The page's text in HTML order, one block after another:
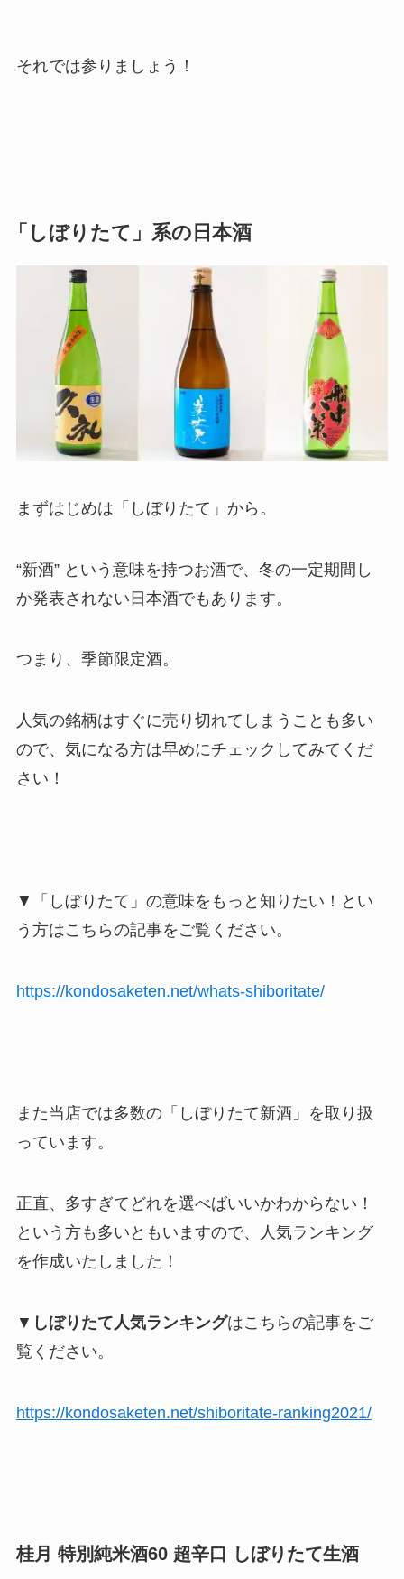
それでは参りましょう！
「しぼりたて」系の日本酒
まずはじめは「しぼりたて」から。
“新酒” という意味を持つお酒で、冬の一定期間し
か発表されない日本酒でもあります。
つまり、季節限定酒。
人気の銘柄はすぐに売り切れてしまうことも多い
ので、気になる方は早めにチェックしてみてくだ
さい！
▼「しぼりたて」の意味をもっと知りたい！とい
う方はこちらの記事をご覧ください。
https://kondosaketen.net/whats-shiboritate/
また当店では多数の「しぼりたて新酒」を取り扱
っています。
正直、多すぎてどれを選べばいいかわからない！
という方も多いともいますので、人気ランキング
を作成いたしました！
▼ しぼりたて人気ランキングはこちらの記事をご
覧ください。
https://kondosaketen.net/shiboritate-ranking2021/
桂月 特別純米酒60 超辛口 しぼりたて生酒